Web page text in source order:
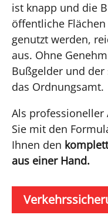
ist knapp und die
öffentliche
genutzt werden,
aus. Ohne
Bußgelder und
das Ordnungsamt.
Als
Sie mit den
Ihnen den
aus einer Hand.